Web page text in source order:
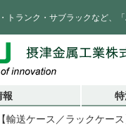
トランク・サブラックなど、
報
輸送ケース／ラックケース